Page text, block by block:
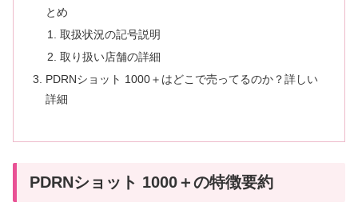
とめ
取扱状況の記号説明
取り扱い店舗の詳細
PDRNショット 1000＋はどこで売ってるのか？詳しい
詳細
PDRNショット 1000＋の特徴要約